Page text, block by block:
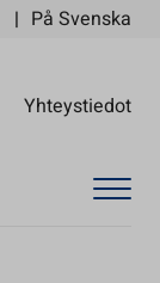
På Svenska
Yhteystiedot